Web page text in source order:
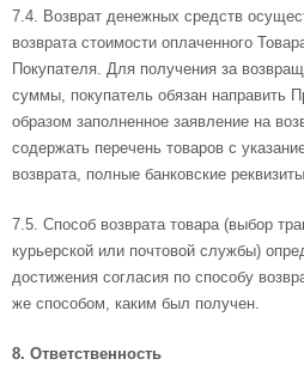
7.4. Возврат денежных средств
возврата стоимости оплаченного
Покупателя. Для получения за
суммы, покупатель обязан направить
образом заполненное заявление на
содержать перечень товаров с
возврата, полные банковские
7.5. Способ возврата товара (выбор
курьерской или почтовой службы)
достижения согласия по способу
же способом, каким был получен.
8. Ответственность